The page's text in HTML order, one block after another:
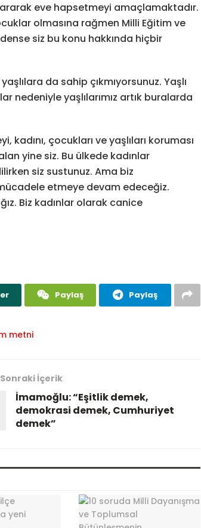
eve hapsetmeyi amaçlamaktadır.
olmasına rağmen Milli Eğitim ve
siz bu konu hakkında hiçbir
da sahip çıkmıyorsunuz. Yaşlı
nedeniyle yaşlılarımız artık buralarda
çocukları ve yaşlıları koruması
yine siz. Bu ülkede kadınlar
siz sustunuz. Ama biz
etmeye devam edeceğiz.
Biz kadınlar olarak canice
Paylaş Paylaş
Sonraki İçerik
İmamoğlu: “Eşitlik demek,
demokrasi demek, Cumhuriyet
demek”